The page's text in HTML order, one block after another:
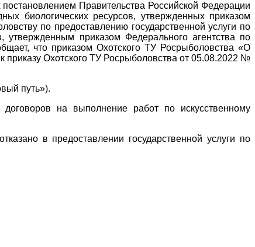
Правительства Российской Федерации
биологических ресурсов, утвержденных приказом
по предоставлению государственной услуги по
утвержденным приказом Федерального агентства по
что приказом Охотского ТУ Росрыболовства «О
Охотского ТУ Росрыболовства от 05.08.2022 №
путь»).
на выполнение работ по искусственному
в предоставлении государственной услуги по